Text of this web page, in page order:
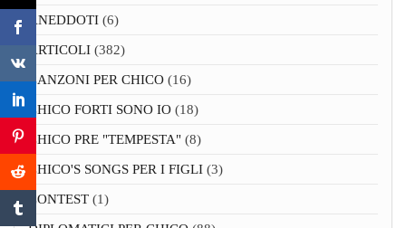
ANEDDOTI (6)
ARTICOLI (382)
CANZONI PER CHICO (16)
CHICO FORTI SONO IO (18)
CHICO PRE "TEMPESTA" (8)
CHICO'S SONGS PER I FIGLI (3)
CONTEST (1)